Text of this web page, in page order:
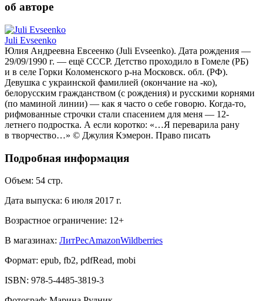
об авторе
Juli Evseenko
Юлия Андреевна Евсеенко (Juli Evseenko). Дата рождения —
29/09/1990 г. — ещё СССР. Детство проходило в Гомеле (РБ)
и в селе Горки Коломенского р-на Московск. обл. (РФ).
Девушка с украинской фамилией (окончание на -ко),
белорусским гражданством (с рождения) и русскими корнями
(по маминой линии) — как я часто о себе говорю. Когда-то,
рифмованные строчки стали спасением для меня — 12-
летнего подростка. А если коротко: «…Я переварила рану
в творчество…» © Джулия Кэмерон. Право писать
Подробная информация
Объем: 54 стр.
Дата выпуска: 6 июля 2017 г.
Возрастное ограничение: 12+
В магазинах: ЛитРесAmazonWildberries
Формат: epub, fb2, pdfRead, mobi
ISBN: 978-5-4485-3819-3